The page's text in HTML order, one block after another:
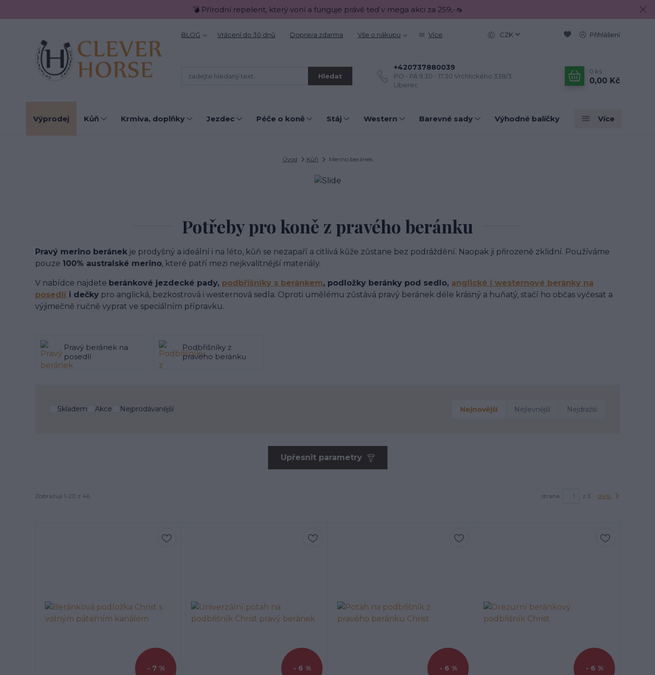
💣 Přírodní repelent, který voní a funguje právě teď v mega akci za 259,-🦟
BLOG Vrácení do 30 dnů Doprava zdarma Vše o nákupu Více CZK Přihlášení
Hledat
+420737880039
PO - PÁ 9.30 - 17.30 Vrchlického 338/3
Liberec
0 ks
0,00 Kč
Výprodej Kůň Krmiva, doplňky Jezdec Péče o koně Stáj Western Barevné sady Výhodné balíčky Více
Úvod Kůň Merino beránek
Potřeby pro koně z pravého beránku
Pravý merino beránek je prodyšný a ideální i na léto, kůň se nezapaří a citlivá kůže zůstane bez podráždění. Naopak ji přirozeně zklidní. Používáme
pouze 100% australské merino, které patří mezi nejkvalitnější materiály.
V nabídce najdete beránkové jezdecké pady, podbřišníky s beránkem, podložky beránky pod sedlo, anglické i westernové beránky na
posedlí i dečky pro anglická, bezkostrová i westernová sedla. Oproti umělému zůstává pravý beránek déle krásný a huňatý, stačí ho občas vyčesat a
výjimečně ručně vyprat ve speciálním přípravku.
Pravý beránek na
posedlí
Podbřišníky z
pravého beránku
Upřesnit parametry
Skladem Akce Nejprodávanější Nejnovější Nejlevnější Nejdražší
Zobrazuji 1-20 z 46 strana z 3 další
- 7 % - 6 % - 6 % - 6 %